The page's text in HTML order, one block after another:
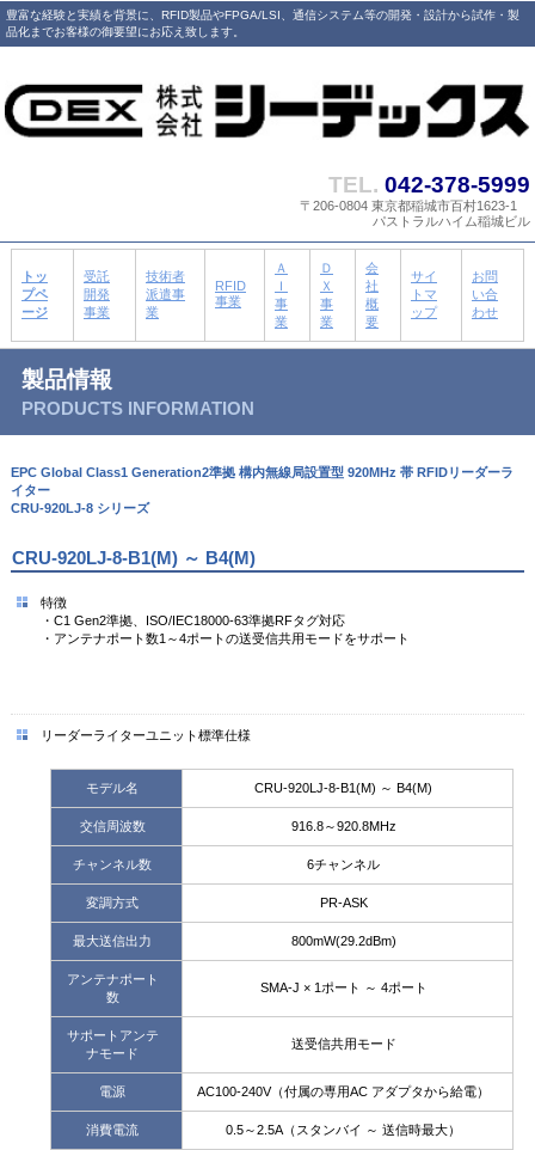
豊富な経験と実績を背景に、RFID製品やFPGA/LSI、通信システム等の開発・設計から試作・製
品化までお客様の御要望にお応え致します。
TEL. 042-378-5999
〒206-0804 東京都稲城市百村1623-1
パストラルハイム稲城ビル
トッ
プペ
ージ
受託
開発
事業
技術者
派遣事
業
RFID
事業
Ａ
Ｉ
事
業
Ｄ
Ｘ
事
業
会
社
概
要
サイ
トマ
ップ
お問
い合
わせ
製品情報
PRODUCTS INFORMATION
EPC Global Class1 Generation2準拠 構内無線局設置型 920MHz 帯 RFIDリーダーラ
イター
CRU-920LJ-8 シリーズ
CRU-920LJ-8-B1(M) ～ B4(M)
特徴
・C1 Gen2準拠、ISO/IEC18000-63準拠RFタグ対応
・アンテナポート数1～4ポートの送受信共用モードをサポート
リーダーライターユニット標準仕様
モデル名 CRU-920LJ-8-B1(M) ～ B4(M)
交信周波数 916.8～920.8MHz
チャンネル数 6チャンネル
変調方式 PR-ASK
最大送信出力 800mW(29.2dBm)
アンテナポート
数
SMA-J × 1ポート ～ 4ポート
サポートアンテ
ナモード
送受信共用モード
電源 AC100-240V（付属の専用AC アダプタから給電）
消費電流 0.5～2.5A（スタンバイ ～ 送信時最大）